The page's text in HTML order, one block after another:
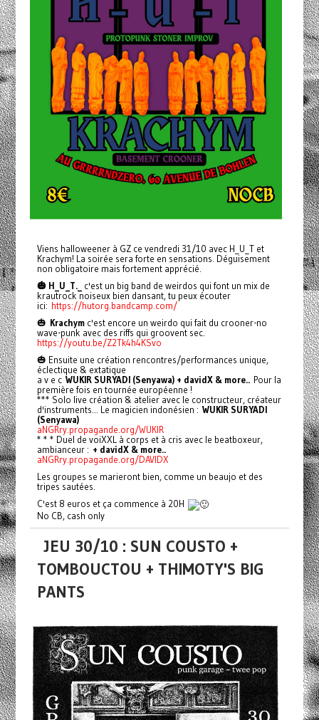
Viens halloweener à GZ ce vendredi 31/10 avec H_U_T et
Krachym! La soirée sera forte en sensations. Déguisement
non obligatoire mais fortement apprécié.
🎃 H_U_T._
c'est un big band de weirdos qui font un mix de
krautrock noiseux bien dansant, tu peux écouter
ici: https://hutorg.bandcamp.com/
🎃 Krachymc'est encore un weirdo qui fait du crooner-no
wave-punk avec des riffs qui groovent sec.
https://youtu.be/Z2Tk4h4KSvo
🎃 Ensuite une création rencontres/performances unique,
éclectique & extatique
a v e c WUKIR SURYADI (Senyawa) + davidX & more.. Pour la
première fois en tournée européenne !
*** Solo live création & atelier avec le constructeur, créateur
d'instruments... Le magicien indonésien : WUKIR SURYADI
(Senyawa)
aNGRry.propagande.org/WUKIR
* * * Duel de voiXXL à corps et à cris avec le beatboxeur,
ambianceur : + davidX & more..
aNGRry.propagande.org/DAVIDX
Les groupes se marieront bien, comme un beaujo et des
tripes sautées.
C'est 8 euros et ça commence à 20H
No CB, cash only
JEU 30/10 : SUN COUSTO +
TOMBOUCTOU + THIMOTY'S BIG
PANTS